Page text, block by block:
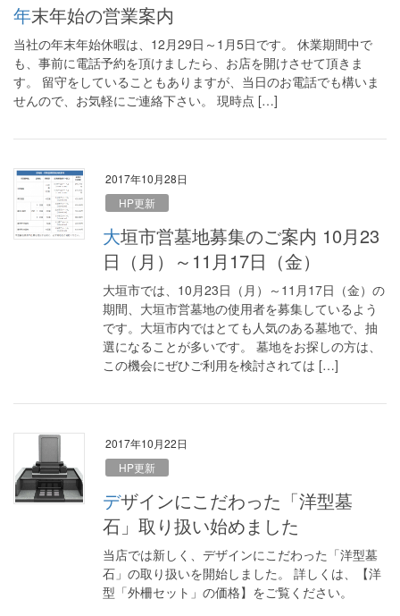
年末年始の営業案内
当社の年末年始休暇は、12月29日～1月5日です。 休業期間中で
も、事前に電話予約を頂けましたら、お店を開けさせて頂きま
す。 留守をしていることもありますが、当日のお電話でも構いま
せんので、お気軽にご連絡下さい。 現時点 […]
2017年10月28日
HP更新
大垣市営墓地募集のご案内 10月23
日（月）～11月17日（金）
大垣市では、10月23日（月）～11月17日（金）の
期間、大垣市営墓地の使用者を募集しているよう
です。大垣市内ではとても人気のある墓地で、抽
選になることが多いです。 墓地をお探しの方は、
この機会にぜひご利用を検討されては […]
2017年10月22日
HP更新
デザインにこだわった「洋型墓
石」取り扱い始めました
当店では新しく、デザインにこだわった「洋型墓
石」の取り扱いを開始しました。 詳しくは、【洋
型「外柵セット」の価格】をご覧ください。